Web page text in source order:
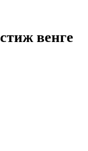
венге